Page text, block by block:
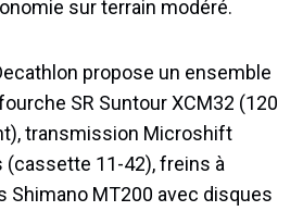
sur terrain modéré.
propose un ensemble
SR Suntour XCM32 (120
transmission Microshift
(cassette 11-42), freins à
Shimano MT200 avec disques